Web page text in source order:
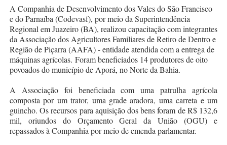
A Companhia de Desenvolvimento dos Vales do São Francisco
e do Parnaíba (Codevasf), por meio da Superintendência
Regional em Juazeiro (BA), realizou capacitação com integrantes
da Associação dos Agricultores Familiares de Retiro de Dentro e
Região de Piçarra (AAFA) - entidade atendida com a entrega de
máquinas agrícolas. Foram beneficiados 14 produtores de oito
povoados do município de Aporá, no Norte da Bahia.
A Associação foi beneficiada com uma patrulha agrícola
composta por um trator, uma grade aradora, uma carreta e um
guincho. Os recursos para aquisição dos bens foram de R$ 132,6
mil, oriundos do Orçamento Geral da União (OGU) e
repassados à Companhia por meio de emenda parlamentar.